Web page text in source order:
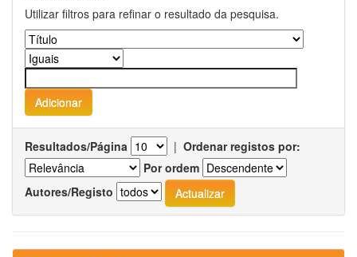
Utilizar filtros para refinar o resultado da pesquisa.
Resultados/Página | Ordenar registos por:
Por ordem
Autores/Registo